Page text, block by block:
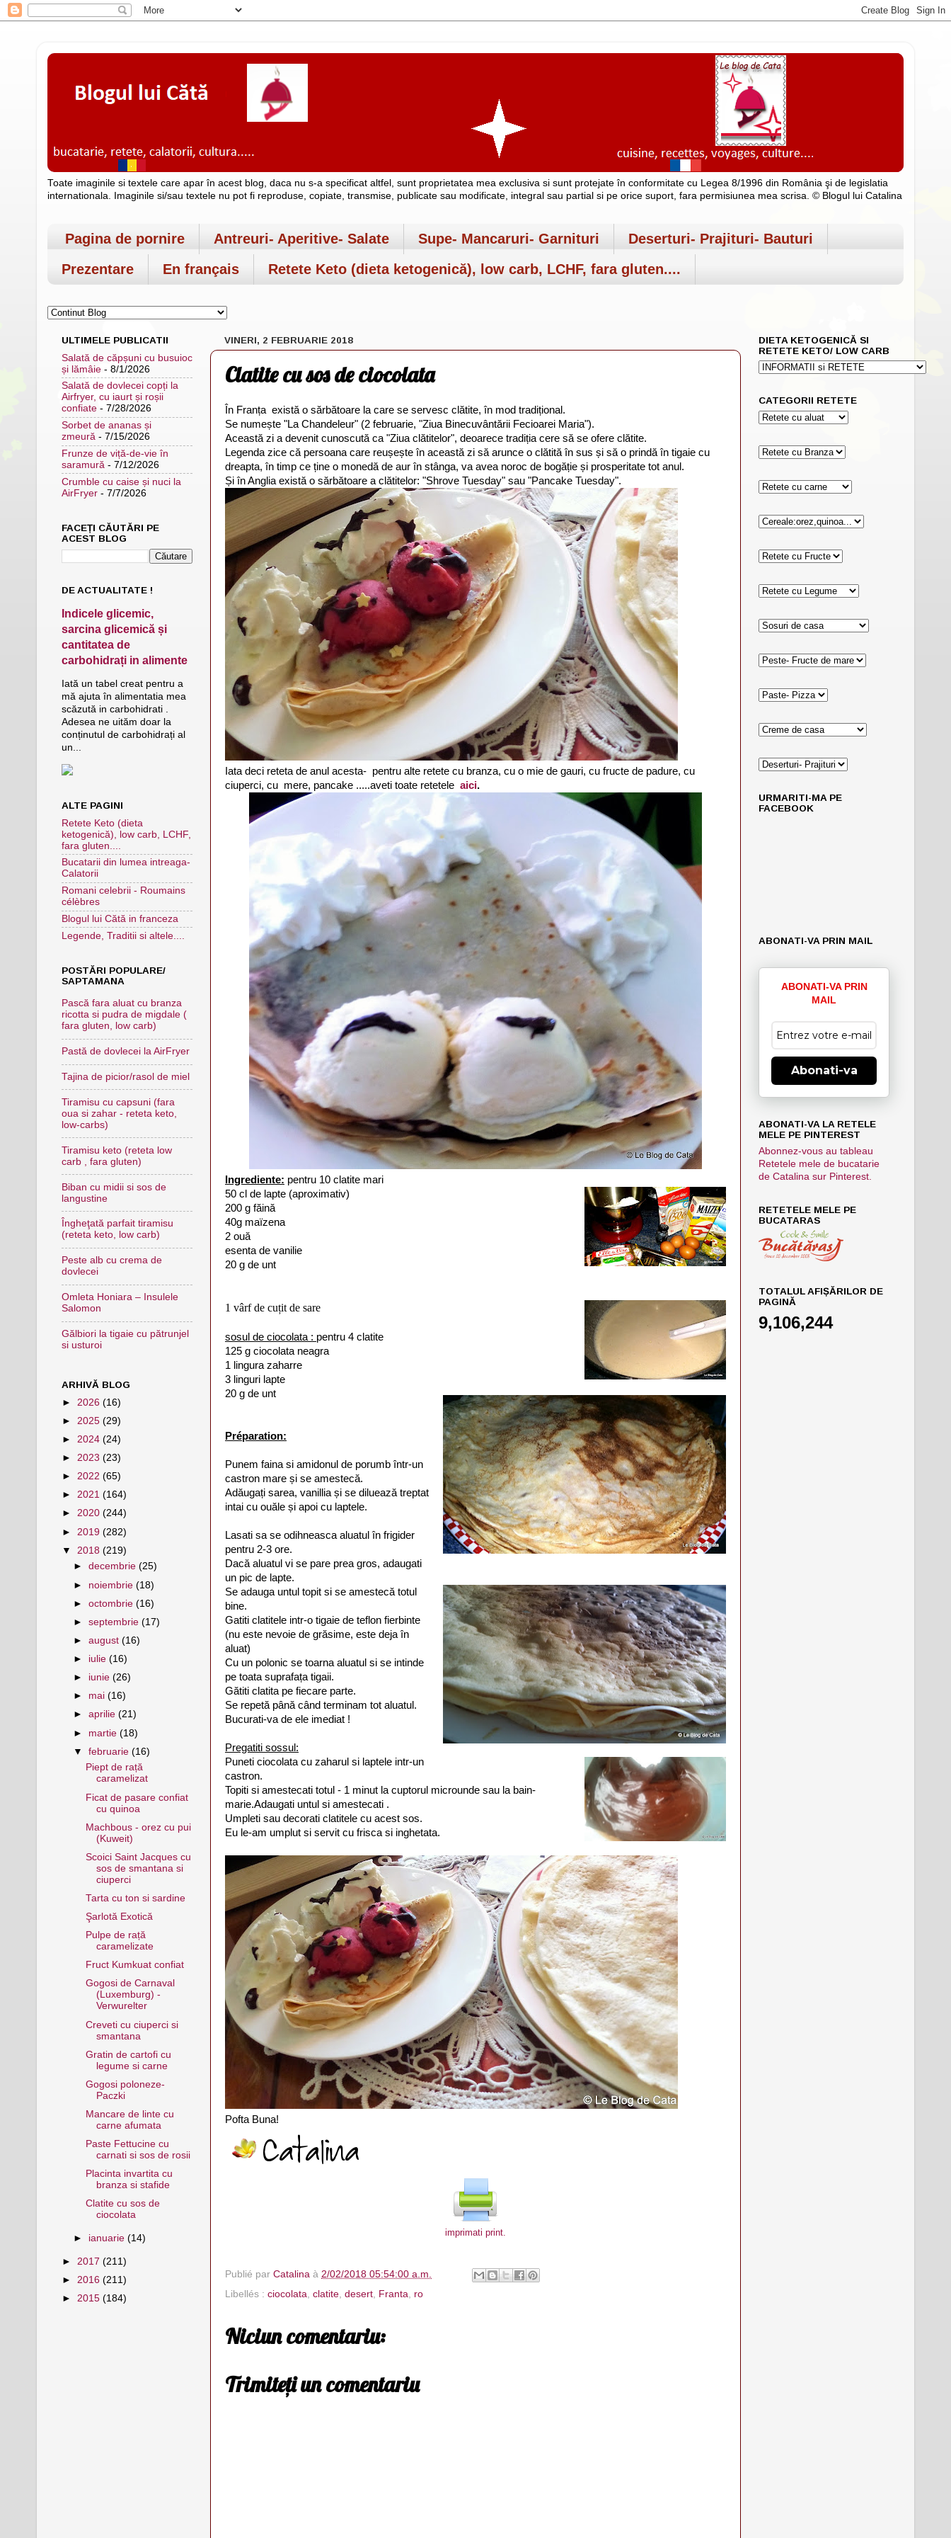
Toate imaginile si textele care apar în acest blog, daca nu s-a specificat altfel, sunt proprietatea mea exclusiva si sunt protejate în conformitate cu Legea 8/1996 din România şi de legislatia
internationala. Imaginile si/sau textele nu pot fi reproduse, copiate, transmise, publicate sau modificate, integral sau partial si pe orice suport, fara permisiunea mea scrisa. © Blogul lui Catalina
Pagina de pornire Antreuri- Aperitive- Salate Supe- Mancaruri- Garnituri
Deserturi- Prajituri- Bauturi
Prezentare
En français Retete Keto (dieta ketogenică), low carb, LCHF, fara gluten....
VINERI, 2 FEBRUARIE 2018
Clatite cu sos de ciocolata
În Franța există o sărbătoare la care se servesc clătite, în mod tradițional.
Se numește "La Chandeleur" (2 februarie, "Ziua Binecuvântării Fecioarei Maria").
Această zi a devenit cunoscută ca "Ziua clătitelor", deoarece tradiția cere să se ofere clătite.
Legenda zice că persoana care reușește în această zi să arunce o clătită în sus și să o prindă în tigaie cu
dreapta, în timp ce ține o monedă de aur în stânga, va avea noroc de bogăție și prosperitate tot anul.
Și în Anglia există o sărbătoare a clătitelor: "Shrove Tuesday" sau "Pancake Tuesday".
Iata deci reteta de anul acesta- pentru alte retete cu branza, cu o mie de gauri, cu fructe de padure, cu
ciuperci, cu mere, pancake .....aveti toate retetele aici.
Ingrediente: pentru 10 clatite mari
50 cl de lapte (aproximativ)
200 g făină
40g maïzena
2 ouă
esenta de vanilie
20 g de unt
1 vârf de cuțit de sare
sosul de ciocolata : pentru 4 clatite
125 g ciocolata neagra
1 lingura zaharre
3 linguri lapte
20 g de unt
Préparation:
Punem faina si amidonul de porumb într-un
castron mare și se amestecă.
Adăugați sarea, vanillia și se diluează treptat
intai cu ouăle și apoi cu laptele.
Lasati sa se odihneasca aluatul în frigider
pentru 2-3 ore.
Dacă aluatul vi se pare prea gros, adaugati
un pic de lapte.
Se adauga untul topit si se amestecă totul
bine.
Gatiti clatitele intr-o tigaie de teflon fierbinte
(nu este nevoie de grăsime, este deja în
aluat)
Cu un polonic se toarna aluatul si se intinde
pe toata suprafața tigaii.
Gătiti clatita pe fiecare parte.
Se repetă până când terminam tot aluatul.
Bucurati-va de ele imediat !
Pregatiti sossul:
Puneti ciocolata cu zaharul si laptele intr-un
castron.
Topiti si amestecati totul - 1 minut la cuptorul microunde sau la bain-
marie.Adaugati untul si amestecati .
Umpleti sau decorati clatitele cu acest sos.
Eu le-am umplut si servit cu frisca si inghetata.
Pofta Buna!
imprimati print.
Publié par Catalina à 2/02/2018 05:54:00 a.m.
Libellés : ciocolata, clatite, desert, Franta, ro
Niciun comentariu:
Trimiteți un comentariu
ULTIMELE PUBLICATII
Salată de căpșuni cu busuioc
și lămâie - 8/1/2026
Salată de dovlecei copți la
Airfryer, cu iaurt și roșii
confiate - 7/28/2026
Sorbet de ananas și
zmeură - 7/15/2026
Frunze de viță-de-vie în
saramură - 7/12/2026
Crumble cu caise și nuci la
AirFryer - 7/7/2026
FACEȚI CĂUTĂRI PE
ACEST BLOG
DE ACTUALITATE !
Indicele glicemic,
sarcina glicemică și
cantitatea de
carbohidrați in alimente
Iată un tabel creat pentru a
mă ajuta în alimentatia mea
scăzută in carbohidrati .
Adesea ne uităm doar la
conținutul de carbohidrați al
un...
ALTE PAGINI
Retete Keto (dieta
ketogenică), low carb, LCHF,
fara gluten....
Bucatarii din lumea intreaga-
Calatorii
Romani celebrii - Roumains
célèbres
Blogul lui Cătă in franceza
Legende, Traditii si altele....
POSTĂRI POPULARE/
SAPTAMANA
Pască fara aluat cu branza
ricotta si pudra de migdale (
fara gluten, low carb)
Pastă de dovlecei la AirFryer
Tajina de picior/rasol de miel
Tiramisu cu capsuni (fara
oua si zahar - reteta keto,
low-carbs)
Tiramisu keto (reteta low
carb , fara gluten)
Biban cu midii si sos de
langustine
Îngheţată parfait tiramisu
(reteta keto, low carb)
Peste alb cu crema de
dovlecei
Omleta Honiara – Insulele
Salomon
Gălbiori la tigaie cu pătrunjel
si usturoi
ARHIVĂ BLOG
► 2026 (16)
► 2025 (29)
► 2024 (24)
► 2023 (23)
► 2022 (65)
► 2021 (164)
► 2020 (244)
► 2019 (282)
▼ 2018 (219)
►decembrie(25)
► noiembrie(18)
►octombrie(16)
►septembrie(17)
►august(16)
► iulie(16)
► iunie(26)
► mai(16)
►aprilie(21)
► martie(18)
▼februarie(16)
Piept de rață
caramelizat
Ficat de pasare confiat
cu quinoa
Machbous - orez cu pui
(Kuweit)
Scoici Saint Jacques cu
sos de smantana si
ciuperci
Tarta cu ton si sardine
Şarlotă Exotică
Pulpe de rață
caramelizate
Fruct Kumkuat confiat
Gogosi de Carnaval
(Luxemburg) -
Verwurelter
Creveti cu ciuperci si
smantana
Gratin de cartofi cu
legume si carne
Gogosi poloneze-
Paczki
Mancare de linte cu
carne afumata
Paste Fettucine cu
carnati si sos de rosii
Placinta invartita cu
branza si stafide
Clatite cu sos de
ciocolata
► ianuarie(14)
► 2017 (211)
► 2016 (211)
► 2015 (184)
DIETA KETOGENICĂ SI
RETETE KETO/ LOW CARB
CATEGORII RETETE
URMARITI-MA PE
FACEBOOK
ABONATI-VA PRIN MAIL
ABONATI-VA PRIN
MAIL
Abonati-va
ABONATI-VA LA RETELE
MELE PE PINTEREST
Abonnez-vous au tableau
Retetele mele de bucatarie
de Catalina sur Pinterest.
RETETELE MELE PE
BUCATARAS
TOTALUL AFIȘĂRILOR DE
PAGINĂ
9,106,244